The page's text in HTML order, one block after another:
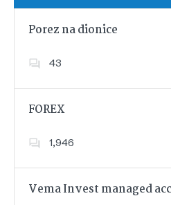
Porez na dionice
43
FOREX
1,946
Vema Invest managed